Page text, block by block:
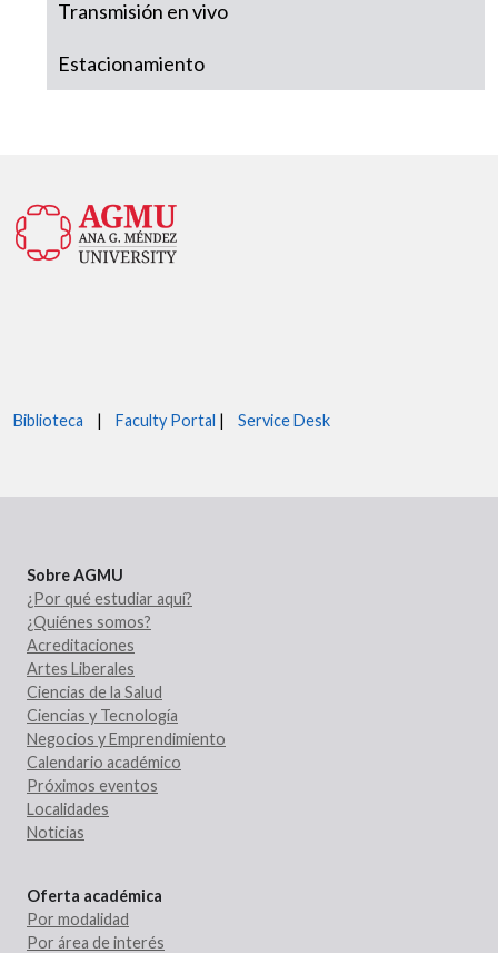
Transmisión en vivo
Estacionamiento
Biblioteca | Faculty Portal | Service Desk
Sobre AGMU
¿Por qué estudiar aquí?
¿Quiénes somos?
Acreditaciones
Artes Liberales
Ciencias de la Salud
Ciencias y Tecnología
Negocios y Emprendimiento
Calendario académico
Próximos eventos
Localidades
Noticias
Oferta académica
Por modalidad
Por área de interés